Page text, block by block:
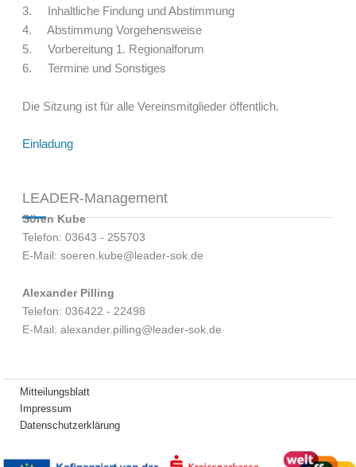
LEADER-Management
Sören Kube
Telefon: 03643 - 255703
E-Mail: soeren.kube@leader-sok.de
Alexander Pilling
Telefon: 036422 - 22498
E-Mail: alexander.pilling@leader-sok.de
3. Inhaltliche Findung und Abstimmung
4. Abstimmung Vorgehensweise
5. Vorbereitung 1. Regionalforum
6. Termine und Sonstiges
Die Sitzung ist für alle Vereinsmitglieder öffentlich.
Einladung
Mitteilungsblatt
Impressum
Datenschutzerklärung